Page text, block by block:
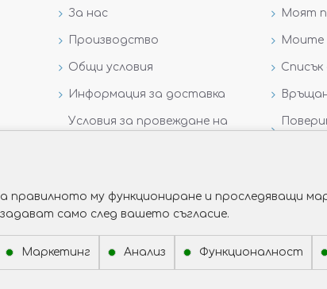
За нас
Производство
Общи условия
Информация за доставка
Условия за провеждане на
Моят
Моите
Списък
правилното му функциониране и проследяващи
само след вашето съгласие.
Маркетинг Анализ Функционалност